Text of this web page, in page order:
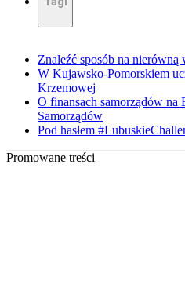
Znaleźć sposób na nierówną
W Kujawsko-Pomorskiem
Krzemowej
O finansach samorządów na
Samorządów
Pod hasłem
Promowane treści